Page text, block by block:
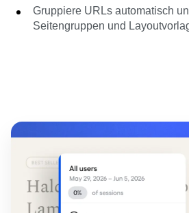
Overlays zu Klickraten,
Umsatz pro Klick.